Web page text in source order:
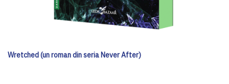
Wretched (un roman din seria Never After)